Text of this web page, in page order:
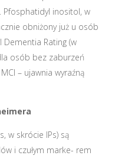
Pfosphatidyl inositol, w
obniżony już u osób
Dementia Rating (w
osób bez zaburzeń
– ujawnia wyraźną
w skrócie IPs) są
i czułym marke- rem